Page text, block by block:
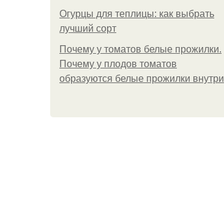
Огурцы для теплицы: как выбрать
лучший сорт
Почему у томатов белые прожилки.
Почему у плодов томатов
образуются белые прожилки внутри